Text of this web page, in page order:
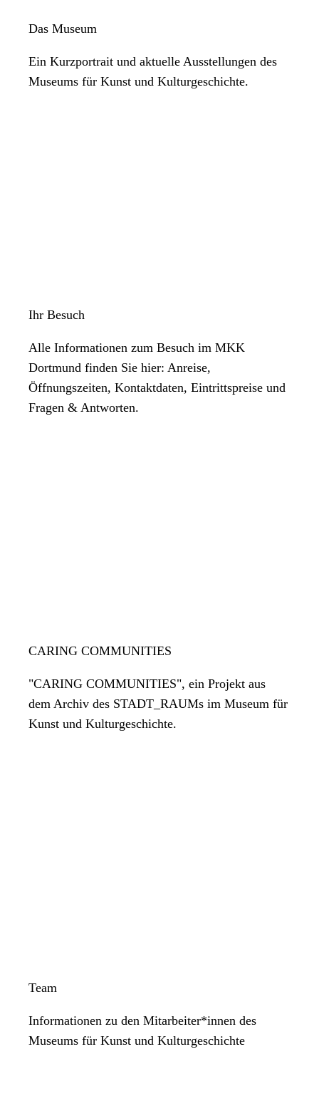
Das Museum
Ein Kurzportrait und aktuelle Ausstellungen des
Museums für Kunst und Kulturgeschichte.
Ihr Besuch
Alle Informationen zum Besuch im MKK
Dortmund finden Sie hier: Anreise,
Öffnungszeiten, Kontaktdaten, Eintrittspreise und
Fragen & Antworten.
CARING COMMUNITIES
"CARING COMMUNITIES", ein Projekt aus
dem Archiv des STADT_RAUMs im Museum für
Kunst und Kulturgeschichte.
Team
Informationen zu den Mitarbeiter*innen des
Museums für Kunst und Kulturgeschichte